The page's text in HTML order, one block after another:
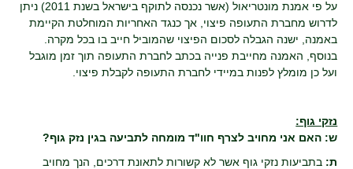
על פי אמנת מונטריאול (אשר נכנסה לתוקף בישראל בשנת 2011) ניתן
לדרוש מחברת התעופה פיצוי, אך כנגד האחריות המוחלטת הקיימת
באמנה, ישנה הגבלה לסכום הפיצוי שהמוביל חייב בו בכל מקרה.
בנוסף, האמנה מחייבת פנייה בכתב לחברת התעופה תוך זמן מוגבל
ועל כן מומלץ לפנות במיידי לחברת התעופה לקבלת פיצוי.
נזקי גוף:
ש: האם אני מחויב לצרף חוו"ד מומחה לתביעה בגין נזק גוף?
ת: בתביעות נזקי גוף אשר לא קשורות לתאונת דרכים, הנך מחויב